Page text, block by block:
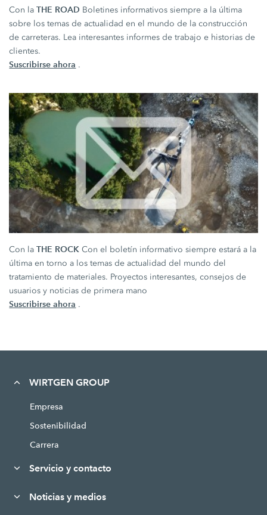
Con laTHE ROAD Boletines informativos siempre a la última
sobre los temas de actualidad en el mundo de la construcción
de carreteras. Lea interesantes informes de trabajo e historias de
clientes.
Suscribirse ahora .
Con laTHE ROCK Con el boletín informativo siempre estará a la
última en torno a los temas de actualidad del mundo del
tratamiento de materiales. Proyectos interesantes, consejos de
usuarios y noticias de primera mano
Suscribirse ahora .
WIRTGEN GROUP
Empresa
Sostenibilidad
Carrera
Servicio y contacto
Noticias y medios